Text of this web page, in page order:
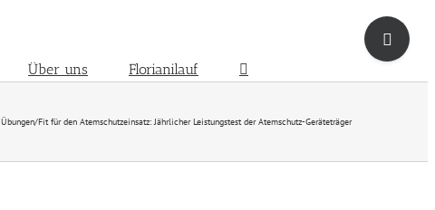
Über uns Florianilauf
Übungen/Fit für den Atemschutzeinsatz: Jährlicher Leistungstest der Atemschutz-Geräteträger
Toggle
Sliding
Bar
Area